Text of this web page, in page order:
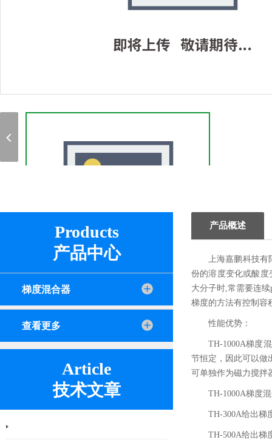
Products
产品中心
梯度混合器
查看更多
Article
技术文章
产品概述
上海嘉鹏科技有
份的溶度变化或酸
大分子时,常需要连
梯度的方法有控制容
性能优势：
TH-1000A梯度
节恒定，因此可以做
可单独作为磁力搅拌
TH-1000A梯度
TH-300A给出梯
TH-500A给出梯